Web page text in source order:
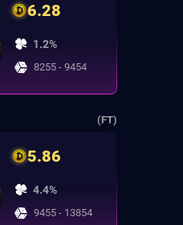
6.28
1.2%
8255 - 9454
(FT)
5.86
4.4%
9455 - 13854